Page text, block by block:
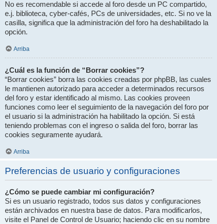
No es recomendable si accede al foro desde un PC compartido,
e.j. biblioteca, cyber-cafés, PCs de universidades, etc. Si no ve la
casilla, significa que la administración del foro ha deshabilitado la
opción.
Arriba
¿Cuál es la función de “Borrar cookies”?
“Borrar cookies” borra las cookies creadas por phpBB, las cuales
le mantienen autorizado para acceder a determinados recursos
del foro y estar identificado al mismo. Las cookies proveen
funciones como leer el seguimiento de la navegación del foro por
el usuario si la administración ha habilitado la opción. Si está
teniendo problemas con el ingreso o salida del foro, borrar las
cookies seguramente ayudará.
Arriba
Preferencias de usuario y configuraciones
¿Cómo se puede cambiar mi configuración?
Si es un usuario registrado, todos sus datos y configuraciones
están archivados en nuestra base de datos. Para modificarlos,
visite el Panel de Control de Usuario; haciendo clic en su nombre